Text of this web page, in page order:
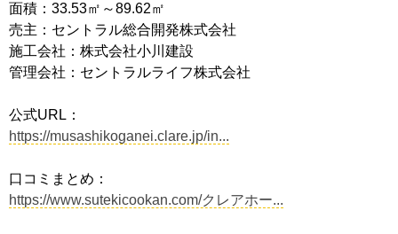
面積：33.53㎡～89.62㎡
売主：セントラル総合開発株式会社
施工会社：株式会社小川建設
管理会社：セントラルライフ株式会社
公式URL：
https://musashikoganei.clare.jp/in...
口コミまとめ：
https://www.sutekicookan.com/クレアホー...